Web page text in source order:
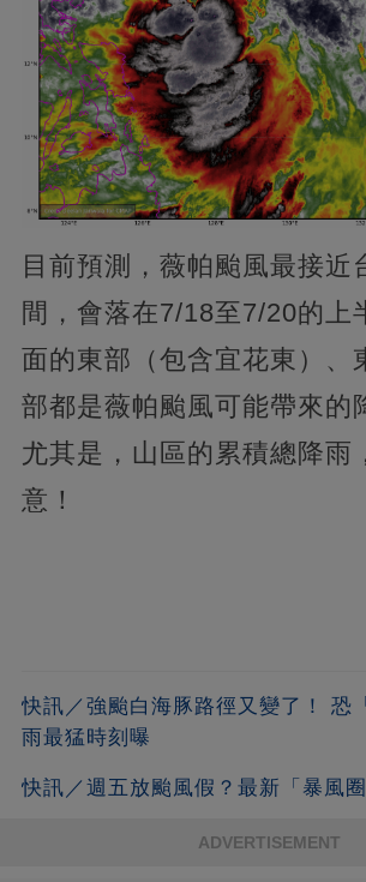
目前預測，薇帕颱風最接近
間，會落在7/18至7/20的上
面的東部（包含宜花東）、
部都是薇帕颱風可能帶來的
尤其是，山區的累積總降雨
意！
快訊／強颱白海豚路徑又變了！ 恐
雨最猛時刻曝
快訊／週五放颱風假？最新「暴風
ADVERTISEMENT